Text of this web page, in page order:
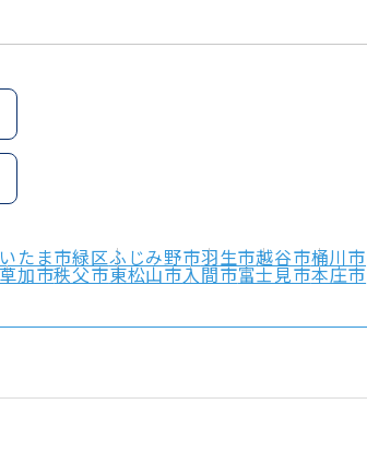
たま市緑区ふじみ野市羽生市越谷市桶川市
草加市秩父市東松山市入間市富士見市本庄市